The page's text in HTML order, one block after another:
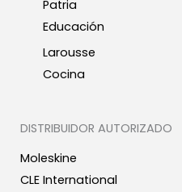
Patria
Educación
Larousse
Cocina
DISTRIBUIDOR AUTORIZADO
Moleskine
CLE International